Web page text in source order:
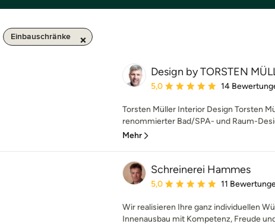
Einbauschränke
Design by TORSTEN
Durchschnittliche Bewertung: 5
5,0 14
Torsten Müller Interior Design Torsten
renommierter Bad/SPA- und Raum-
Mehr
Schreinerei Hammes
Durchschnittliche Bewertung: 5
5,0 11
Wir realisieren Ihre ganz individuellen
Innenausbau mit Kompetenz, Freude